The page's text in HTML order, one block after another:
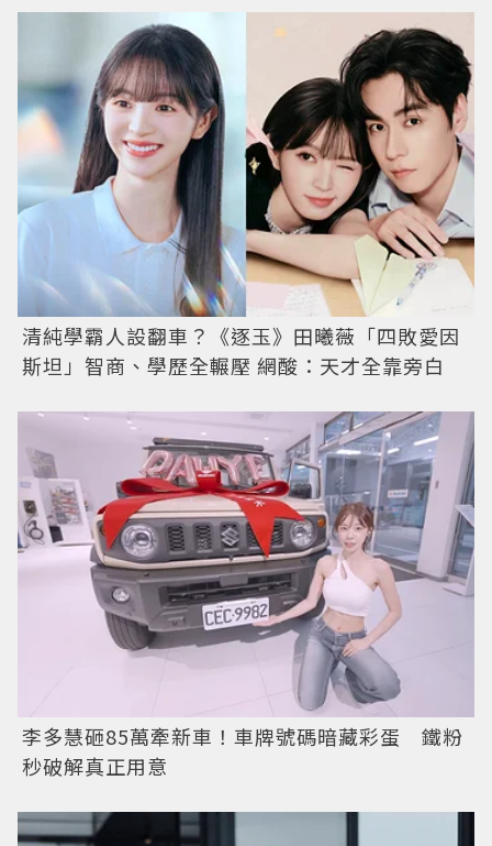
清純學霸人設翻車？《逐玉》田曦薇「四敗愛因
斯坦」智商、學歷全輾壓 網酸：天才全靠旁白
李多慧砸85萬牽新車！車牌號碼暗藏彩蛋 鐵粉
秒破解真正用意